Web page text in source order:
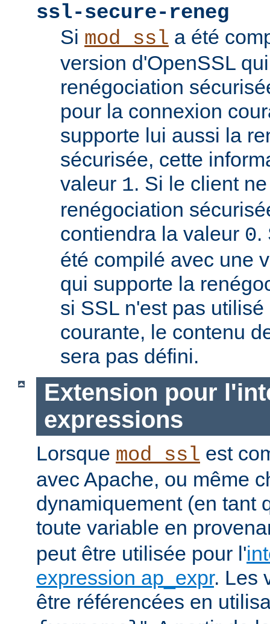
ssl-secure-reneg
Si mod_ssl a été
version d'OpenSSL
renégociation
pour la connexion
supporte lui aussi la
sécurisée, cette
valeur 1. Si le client
renégociation
contiendra la valeur 0.
été compilé avec une
qui supporte la
si SSL n'est pas
courante, le contenu
sera pas défini.
Extension pour
expressions
Lorsque mod_ssl est
avec Apache, ou même
dynamiquement (en tant
toute variable en
peut être utilisée pour l'
expression ap_expr. Les
être référencées en